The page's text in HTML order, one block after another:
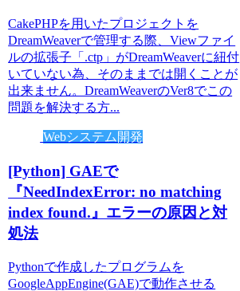
CakePHPを用いたプロジェクトを
DreamWeaverで管理する際、Viewファイ
ルの拡張子「.ctp」がDreamWeaverに紐付
いていない為、そのままでは開くことが
出来ません。DreamWeaverのVer8でこの
問題を解決する方...
Webシステム開発
[Python] GAEで
『NeedIndexError: no matching
index found.』エラーの原因と対
処法
Pythonで作成したプログラムを
GoogleAppEngine(GAE)で動作させる